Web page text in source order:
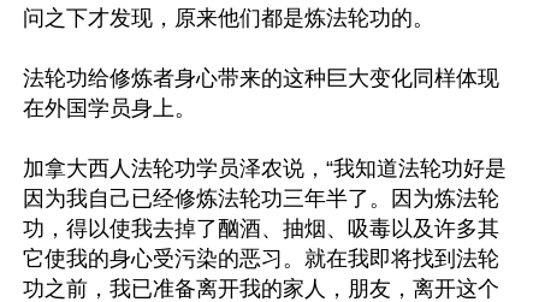
问之下才发现，原来他们都是炼法轮功的。
法轮功给修炼者身心带来的这种巨大变化同样体现
在外国学员身上。
加拿大西人法轮功学员泽农说，“我知道法轮功好是
因为我自己已经修炼法轮功三年半了。因为炼法轮
功，得以使我去掉了酗酒、抽烟、吸毒以及许多其
它使我的身心受污染的恶习。就在我即将找到法轮
功之前，我已准备离开我的家人，朋友，离开这个